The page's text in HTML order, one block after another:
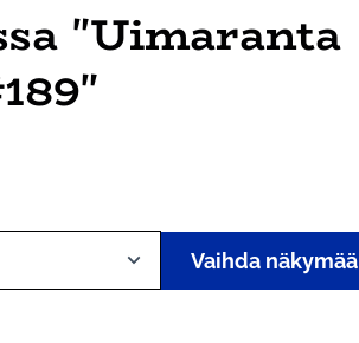
"Uimaranta
Vaihda näkymää